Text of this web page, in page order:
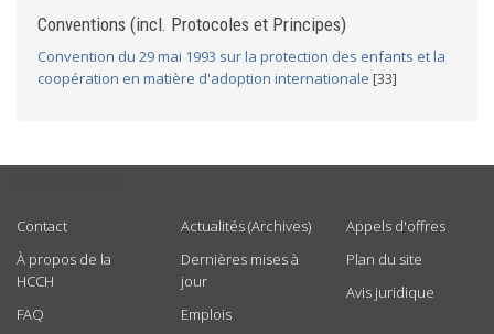
Conventions (incl. Protocoles et Principes)
Convention du 29 mai 1993 sur la protection des enfants et la
coopération en matière d'adoption internationale [33]
Contact
À propos de la
HCCH
FAQ
Actualités (Archives)
Dernières mises à
jour
Emplois
Appels d'offres
Plan du site
Avis juridique